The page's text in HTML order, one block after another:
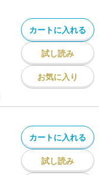
カートに入れる
試し読み
お気に入り
カートに入れる
試し読み